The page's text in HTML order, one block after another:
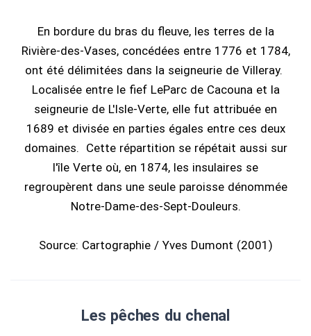
En bordure du bras du fleuve, les terres de la
Rivière-des-Vases, concédées entre 1776 et 1784,
ont été délimitées dans la seigneurie de Villeray.
Localisée entre le fief LeParc de Cacouna et la
seigneurie de L'Isle-Verte, elle fut attribuée en
1689 et divisée en parties égales entre ces deux
domaines. Cette répartition se répétait aussi sur
l'île Verte où, en 1874, les insulaires se
regroupèrent dans une seule paroisse dénommée
Notre-Dame-des-Sept-Douleurs.
Source: Cartographie / Yves Dumont (2001)
Les pêches du chenal